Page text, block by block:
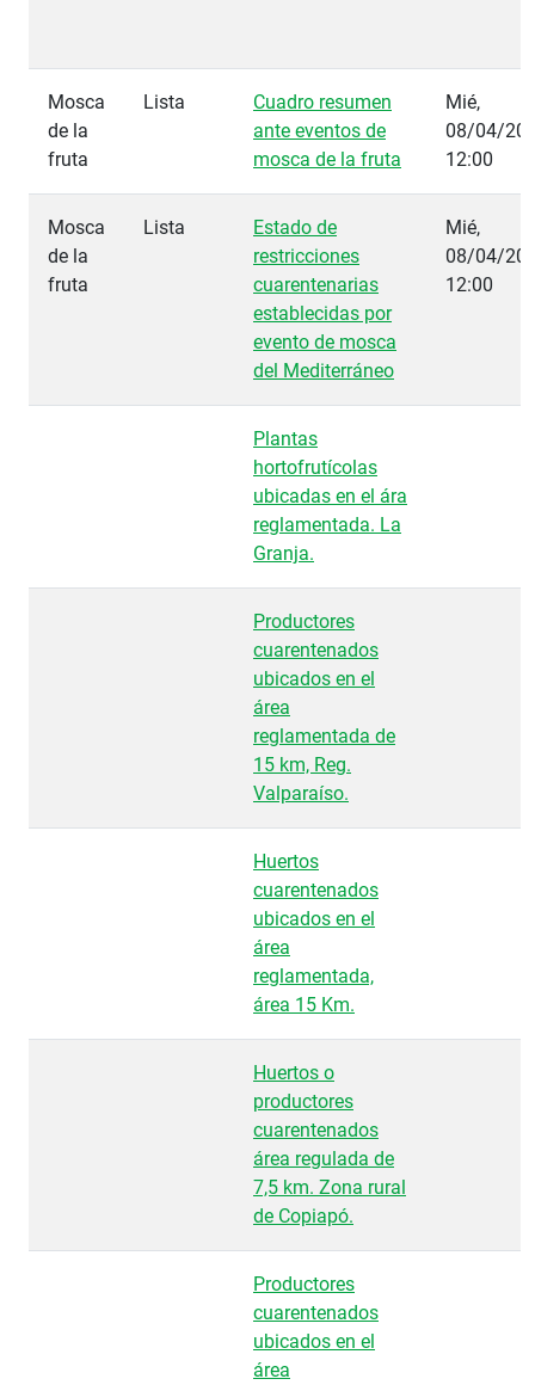
Mosca
de la
fruta
Lista
Cuadro resumen
ante eventos de
mosca de la fruta
Mié,
08/04/
12:00
Mosca
de la
fruta
Lista
Estado de
restricciones
cuarentenarias
establecidas por
evento de mosca
del Mediterráneo
Mié,
08/04/
12:00
Plantas
hortofrutícolas
ubicadas en el ára
reglamentada. La
Granja.
Productores
cuarentenados
ubicados en el
área
reglamentada de
15 km, Reg.
Valparaíso.
Huertos
cuarentenados
ubicados en el
área
reglamentada,
área 15 Km.
Huertos o
productores
cuarentenados
área regulada de
7,5 km. Zona rural
de Copiapó.
Productores
cuarentenados
ubicados en el
área